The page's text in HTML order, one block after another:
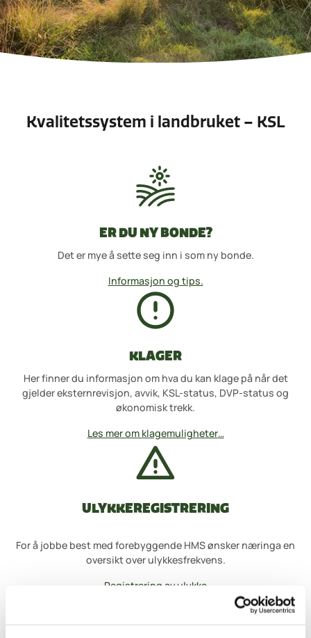
Kvalitetssystem i landbruket – KSL
ER DU NY BONDE?
Det er mye å sette seg inn i som ny bonde.
Informasjon og tips.
KLAGER
Her finner du informasjon om hva du kan klage på når det
gjelder eksternrevisjon, avvik, KSL-status, DVP-status og
økonomisk trekk.
Les mer om klagemuligheter…
ULYKKEREGISTRERING
For å jobbe best med forebyggende HMS ønsker næringa en
oversikt over ulykkesfrekvens.
Registrering av ulykke